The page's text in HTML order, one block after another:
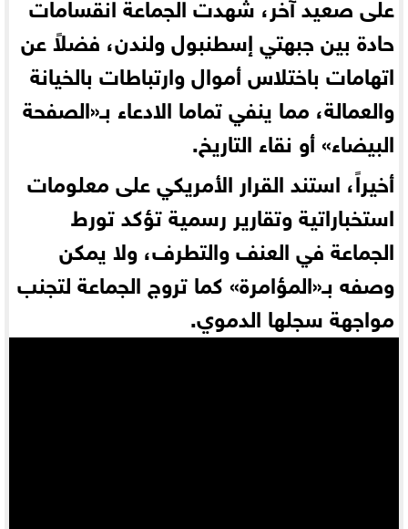
حادة بين جبهتي إسطنبول ولندن، فضلاً عن
اتهامات باختلاس أموال وارتباطات بالخيانة
والعمالة، مما ينفي تماما الادعاء بـ«الصفحة
البيضاء » أو نقاء التاريخ.
أخيراً، استند القرار الأمريكي على معلومات
استخباراتية وتقارير رسمية تؤكد تورط
الجماعة في العنف والتطرف، ولا يمكن
وصفه بـ«المؤامرة » كما تروج الجماعة لتجنب
مواجهة سجلها الدموي.